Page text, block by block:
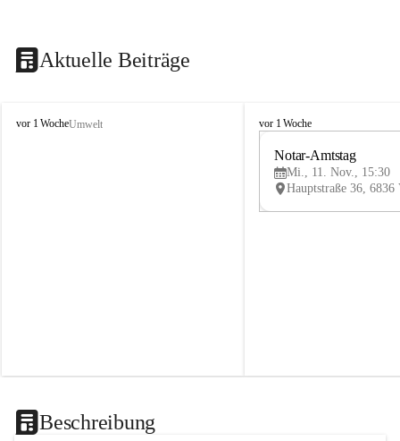
Aktuelle Beiträge
V
vor 1 WocheUmwelt
V
vor 1 Woche
Notar-Amtstag
Mi., 11. Nov., 15:30
Beschreibung